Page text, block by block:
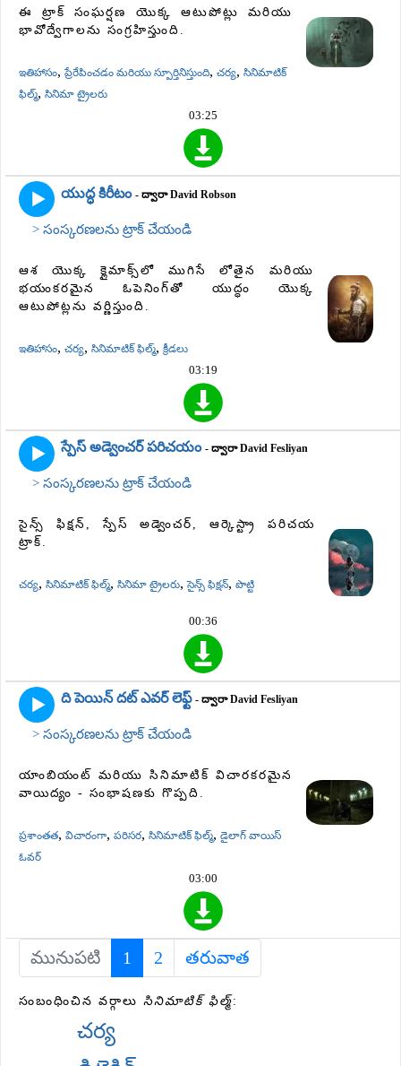
ఈ ట్రాక్ సంఘర్షణ యొక్క ఆటుపోట్లు మరియు
భావోద్వేగాలను సంగ్రహిస్తుంది.
ఇతిహాసం,ప్రేరేపించడం మరియు స్పూర్తినిస్తుంది, చర్య, సినిమాటిక్
ఫిల్మ్, సినిమా ట్రైలరు
03:25
యుద్ధ కిరీటం - ద్వారా David Robson
> సంస్కరణలను ట్రాక్ చేయండి
ఆశ యొక్క క్లైమాక్స్‌లో ముగిసే లోతైన మరియు
భయంకరమైన ఓపెనింగ్‌తో యుద్ధం యొక్క
ఆటుపోట్లను వర్ణిస్తుంది.
ఇతిహాసం, చర్య, సినిమాటిక్ ఫిల్మ్, క్రీడలు
03:19
స్పేస్ అడ్వెంచర్ పరిచయం - ద్వారా David Fesliyan
> సంస్కరణలను ట్రాక్ చేయండి
సైన్స్ ఫిక్షన్, స్పేస్ అడ్వెంచర్, ఆర్కెస్ట్రా పరిచయ
ట్రాక్.
చర్య, సినిమాటిక్ ఫిల్మ్, సినిమా ట్రైలరు,సైన్స్ ఫిక్షన్, పొట్టి
00:36
ది పెయిన్ దట్ ఎవర్ లెఫ్ట్ - ద్వారా David Fesliyan
> సంస్కరణలను ట్రాక్ చేయండి
యాంబియంట్ మరియు సినిమాటిక్ విచారకరమైన
వాయిద్యం - సంభాషణకు గొప్పది.
ప్రశాంతత, విచారంగా, పరిసర, సినిమాటిక్ ఫిల్మ్, డైలాగ్ వాయిస్
ఓవర్
03:00
మునుపటి 1 (current)
2 తరువాత
సంబంధించిన వర్గాలు సినిమాటిక్ ఫిల్మ్:
చర్య